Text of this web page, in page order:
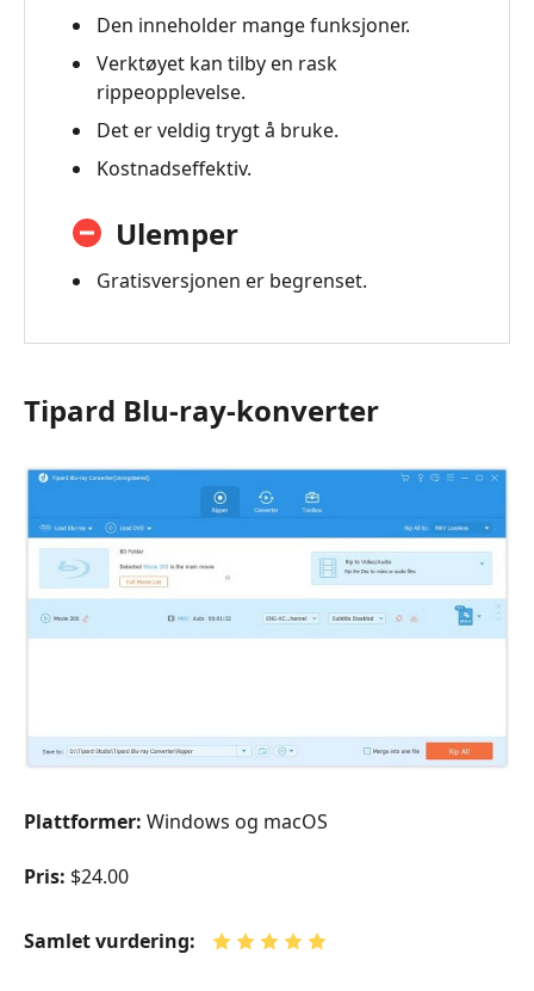
Den inneholder mange funksjoner.
Verktøyet kan tilby en rask
rippeopplevelse.
Det er veldig trygt å bruke.
Kostnadseffektiv.
Ulemper
Gratisversjonen er begrenset.
Tipard Blu-ray-konverter
Plattformer: Windows og macOS
Pris: $24.00
Samlet vurdering: